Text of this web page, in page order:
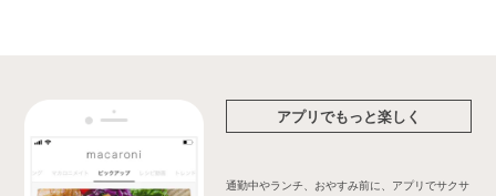
アプリでもっと楽しく
通勤中やランチ、おやすみ前に、アプリでサクサ